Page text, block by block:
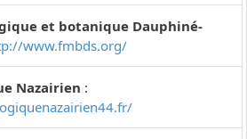
et botanique Dauphiné-
www.fmbds.org/
Nazairien :